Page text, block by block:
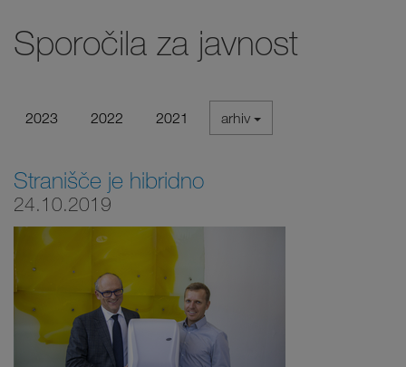
Sporočila za javnost
2023 2022 2021 arhiv
Stranišče je hibridno
24.10.2019